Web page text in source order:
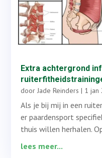
Extra achtergrond
doorJade Reinders | 1 jan
Als je bij mij in een
er paardensport
thuis willen herhalen.
lees meer...